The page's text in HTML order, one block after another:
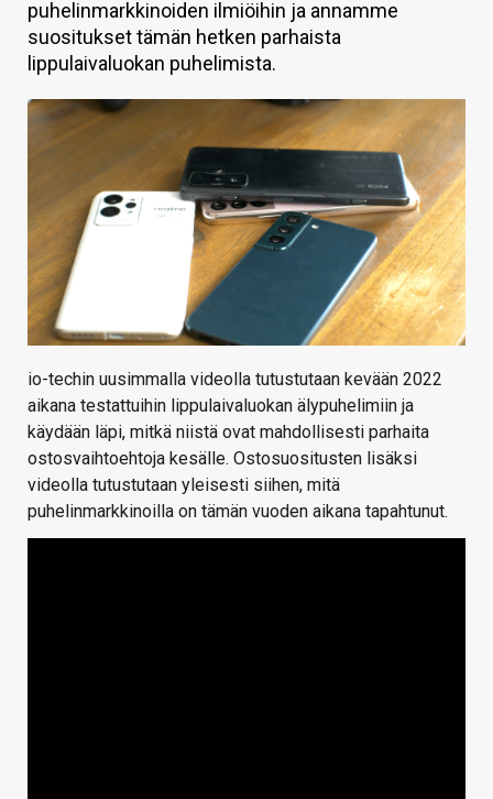
HINTA.FI
HAKU
puhelinmarkkinoiden ilmiöihin ja annamme
suositukset tämän hetken parhaista
lippulaivaluokan puhelimista.
io-techin uusimmalla videolla tutustutaan kevään 2022
aikana testattuihin lippulaivaluokan älypuhelimiin ja
käydään läpi, mitkä niistä ovat mahdollisesti parhaita
ostosvaihtoehtoja kesälle. Ostosuositusten lisäksi
videolla tutustutaan yleisesti siihen, mitä
puhelinmarkkinoilla on tämän vuoden aikana tapahtunut.